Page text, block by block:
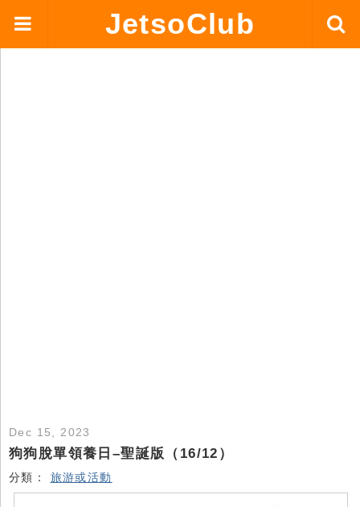
JetsoClub
Dec 15, 2023
狗狗脫單領養日–聖誕版（16/12）
分類： 旅游或活動